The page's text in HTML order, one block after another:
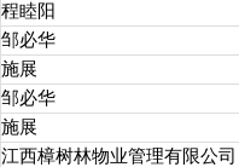
程睦阳
邹必华
施展
邹必华
施展
江西樟树林物业管理有限公司